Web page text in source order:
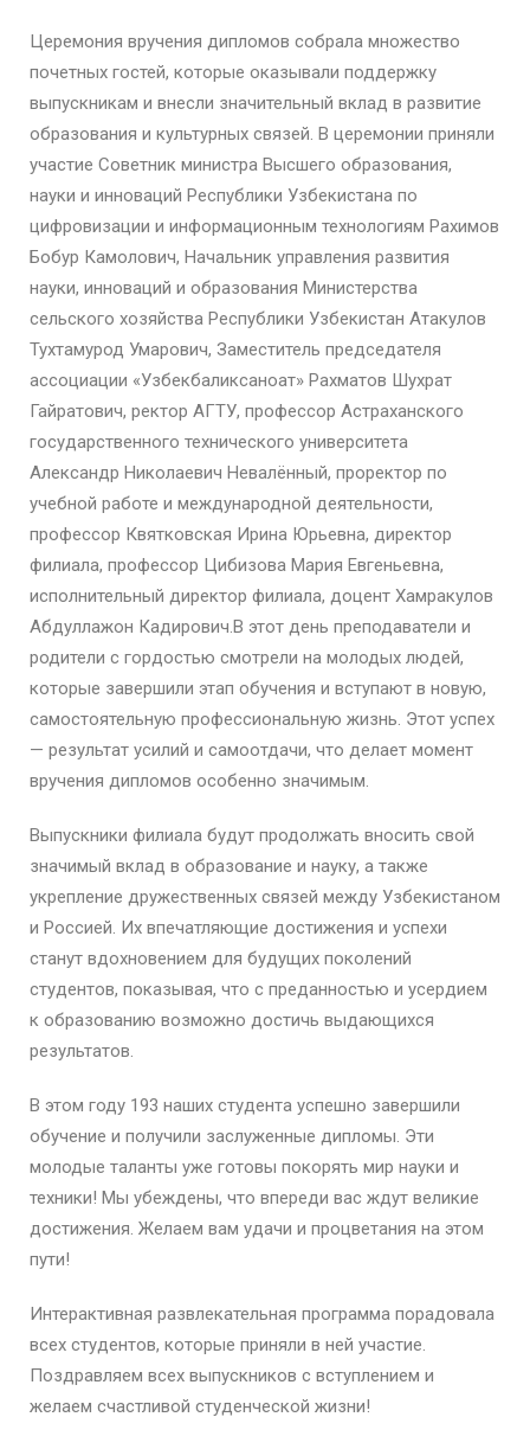
Церемония вручения дипломов собрала множество
почетных гостей, которые оказывали поддержку
выпускникам и внесли значительный вклад в развитие
образования и культурных связей. В церемонии приняли
участие Советник министра Высшего образования,
науки и инноваций Республики Узбекистана по
цифровизации и информационным технологиям Рахимов
Бобур Камолович, Начальник управления развития
науки, инноваций и образования Министерства
сельского хозяйства Республики Узбекистан Атакулов
Тухтамурод Умарович, Заместитель председателя
ассоциации «Узбекбаликсаноат» Рахматов Шухрат
Гайратович, ректор АГТУ, профессор Астраханского
государственного технического университета
Александр Николаевич Невалённый, проректор по
учебной работе и международной деятельности,
профессор Квятковская Ирина Юрьевна, директор
филиала, профессор Цибизова Мария Евгеньевна,
исполнительный директор филиала, доцент Хамракулов
Абдуллажон Кадирович.В этот день преподаватели и
родители с гордостью смотрели на молодых людей,
которые завершили этап обучения и вступают в новую,
самостоятельную профессиональную жизнь. Этот успех
— результат усилий и самоотдачи, что делает момент
вручения дипломов особенно значимым.
Выпускники филиала будут продолжать вносить свой
значимый вклад в образование и науку, а также
укрепление дружественных связей между Узбекистаном
и Россией. Их впечатляющие достижения и успехи
станут вдохновением для будущих поколений
студентов, показывая, что с преданностью и усердием
к образованию возможно достичь выдающихся
результатов.
В этом году 193 наших студента успешно завершили
обучение и получили заслуженные дипломы. Эти
молодые таланты уже готовы покорять мир науки и
техники! Мы убеждены, что впереди вас ждут великие
достижения. Желаем вам удачи и процветания на этом
пути!
Интерактивная развлекательная программа порадовала
всех студентов, которые приняли в ней участие.
Поздравляем всех выпускников с вступлением и
желаем счастливой студенческой жизни!